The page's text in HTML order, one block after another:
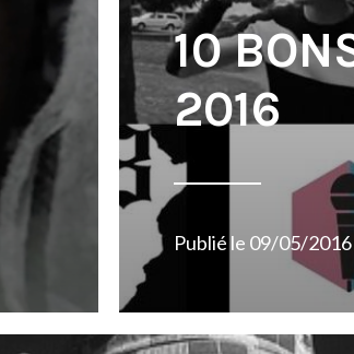
10
2016
Publié le 09/05/2016